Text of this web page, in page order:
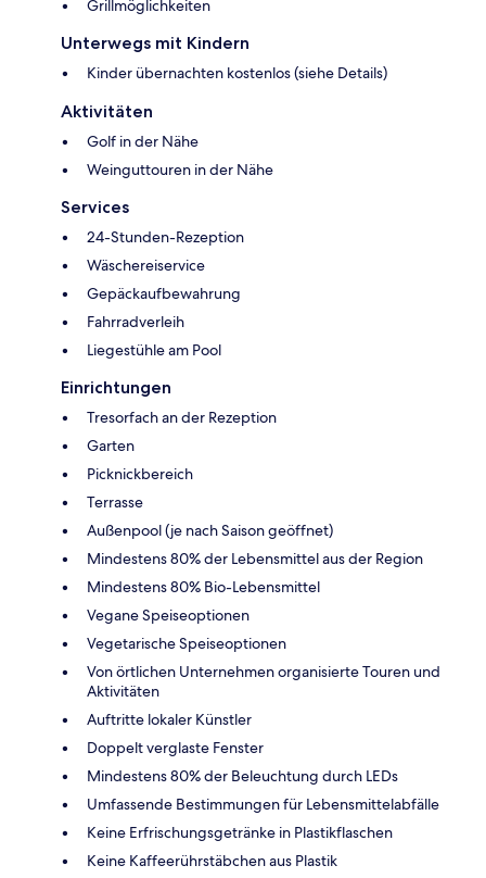
Grillmöglichkeiten
Unterwegs mit Kindern
Kinder übernachten kostenlos (siehe Details)
Aktivitäten
Golf in der Nähe
Weinguttouren in der Nähe
Services
24-Stunden-Rezeption
Wäschereiservice
Gepäckaufbewahrung
Fahrradverleih
Liegestühle am Pool
Einrichtungen
Tresorfach an der Rezeption
Garten
Picknickbereich
Terrasse
Außenpool (je nach Saison geöffnet)
Mindestens 80% der Lebensmittel aus der Region
Mindestens 80% Bio-Lebensmittel
Vegane Speiseoptionen
Vegetarische Speiseoptionen
Von örtlichen Unternehmen organisierte Touren und
Aktivitäten
Auftritte lokaler Künstler
Doppelt verglaste Fenster
Mindestens 80% der Beleuchtung durch LEDs
Umfassende Bestimmungen für Lebensmittelabfälle
Keine Erfrischungsgetränke in Plastikflaschen
Keine Kaffeerührstäbchen aus Plastik